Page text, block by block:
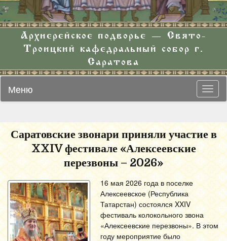
Архиерейское подворье — Свято-
Троицкий кафедральный собор г.
Саратова
Меню
Саратовские звонари приняли участие в
XXIV фестивале «Алексеевские
перезвоны – 2026»
16 мая 2026 года в поселке
Алексеевское (Республика
Татарстан) состоялся XXIV
фестиваль колокольного звона
«Алексеевские перезвоны». В этом
году мероприятие было